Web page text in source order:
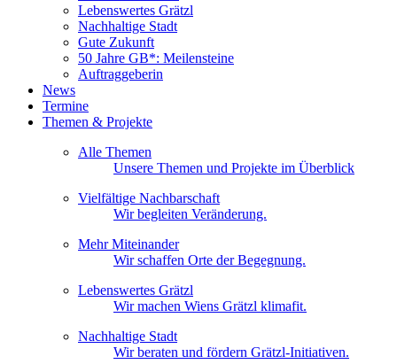
Lebenswertes Grätzl
Nachhaltige Stadt
Gute Zukunft
50 Jahre GB*: Meilensteine
Auftraggeberin
News
Termine
Themen & Projekte
Alle Themen
Unsere Themen und Projekte im Überblick
Vielfältige Nachbarschaft
Wir begleiten Veränderung.
Mehr Miteinander
Wir schaffen Orte der Begegnung.
Lebenswertes Grätzl
Wir machen Wiens Grätzl klimafit.
Nachhaltige Stadt
Wir beraten und fördern Grätzl-Initiativen.